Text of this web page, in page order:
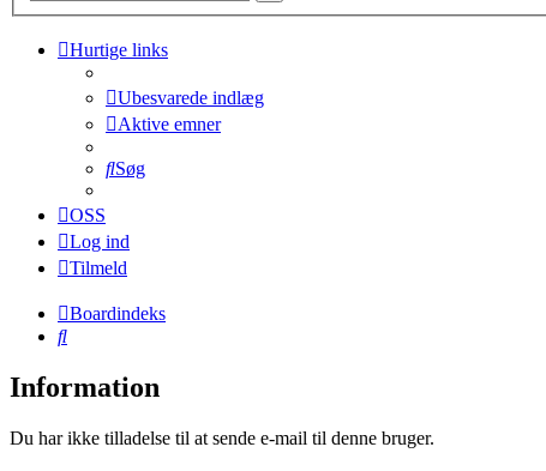
Hurtige links
Ubesvarede indlæg
Aktive emner
Søg
OSS
Log ind
Tilmeld
Boardindeks
Søg
Information
Du har ikke tilladelse til at sende e-mail til denne bruger.